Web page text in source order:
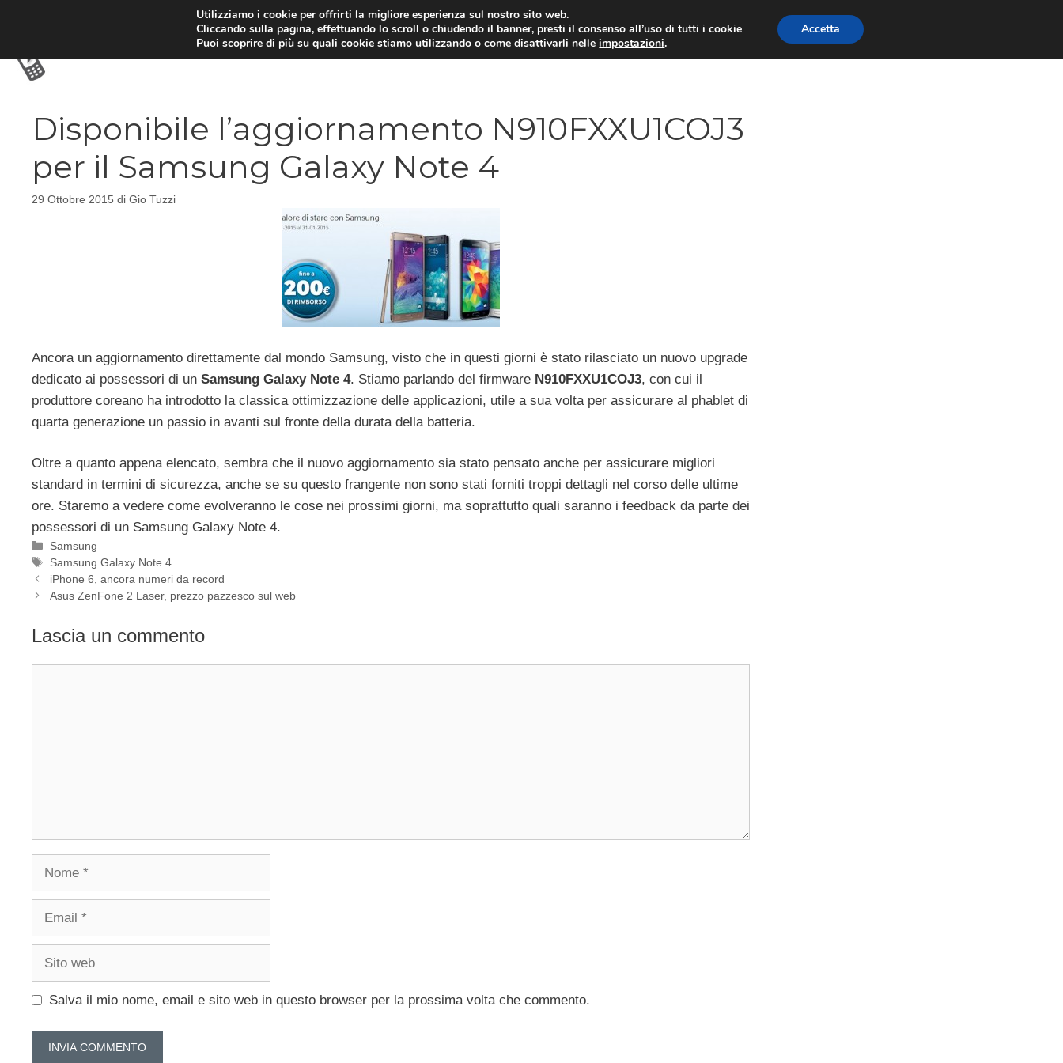
TARIFFE E PROMOZIONI
Disponibile l’aggiornamento N910FXXU1COJ3
per il Samsung Galaxy Note 4
29 Ottobre 2015 di Gio Tuzzi
Ancora un aggiornamento direttamente dal mondo Samsung, visto che in questi giorni è stato rilasciato un nuovo upgrade
dedicato ai possessori di un Samsung Galaxy Note 4. Stiamo parlando del firmware N910FXXU1COJ3, con cui il
produttore coreano ha introdotto la classica ottimizzazione delle applicazioni, utile a sua volta per assicurare al phablet di
quarta generazione un passio in avanti sul fronte della durata della batteria.
Oltre a quanto appena elencato, sembra che il nuovo aggiornamento sia stato pensato anche per assicurare migliori
standard in termini di sicurezza, anche se su questo frangente non sono stati forniti troppi dettagli nel corso delle ultime
ore. Staremo a vedere come evolveranno le cose nei prossimi giorni, ma soprattutto quali saranno i feedback da parte dei
possessori di un Samsung Galaxy Note 4.
Categorie
Samsung
Tag
Samsung Galaxy Note 4
iPhone 6, ancora numeri da record
Asus ZenFone 2 Laser, prezzo pazzesco sul web
Lascia un commento
Salva il mio nome, email e sito web in questo browser per la prossima volta che commento.
Utilizziamo i cookie per offrirti la migliore esperienza sul nostro sito web.
Cliccando sulla pagina, effettuando lo scroll o chiudendo il banner, presti il consenso all’uso di tutti i cookie
Puoi scoprire di più su quali cookie stiamo utilizzando o come disattivarli nelleimpostazioni.
Accetta